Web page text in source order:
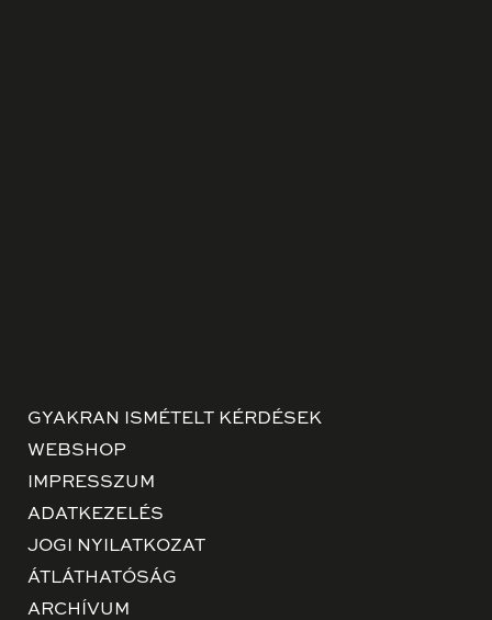
GYAKRAN ISMÉTELT KÉRDÉSEK
WEBSHOP
IMPRESSZUM
ADATKEZELÉS
JOGI NYILATKOZAT
ÁTLÁTHATÓSÁG
ARCHÍVUM